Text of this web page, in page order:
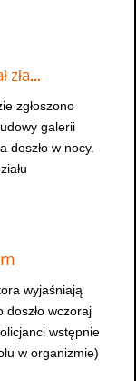
zła…
zgłoszono
galerii
doszło w nocy.
wyjaśniają
wczoraj
wstępnie
w organizmie)